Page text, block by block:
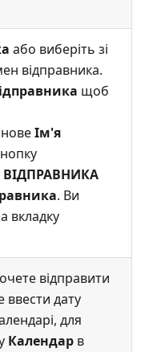
або виберіть зі
відправника.
щоб
Ім'я
. Ви
вкладку
відправити
дату
для
Календар в